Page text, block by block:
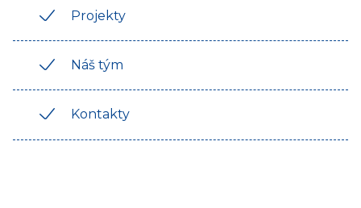
Projekty
Náš tým
Kontakty